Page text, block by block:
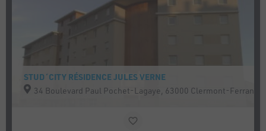
STUD´CITY RÉSIDENCE JULES VERNE
34 Boulevard Paul Pochet-Lagaye, 63000 Clermont-Ferrand,